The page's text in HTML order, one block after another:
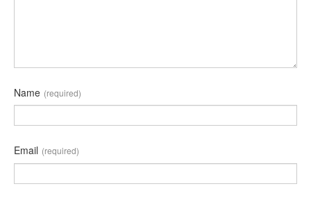
Name (required)
Email (required)